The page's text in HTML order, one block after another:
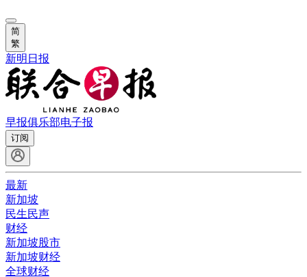
简
繁
新明日报
早报俱乐部电子报
订阅
最新
新加坡
民生民声
财经
新加坡股市
新加坡财经
全球财经